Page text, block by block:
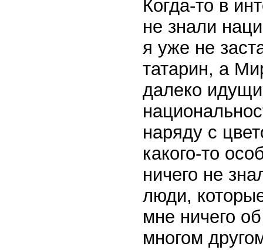
Когда-то в
не знали
я уже не
татарин, а
далеко
наряду с
какого-то
ничего не
люди,
мне ничего
многом